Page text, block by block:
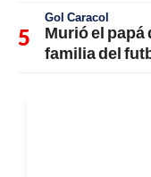
Gol Caracol
Murió el papá
familia del